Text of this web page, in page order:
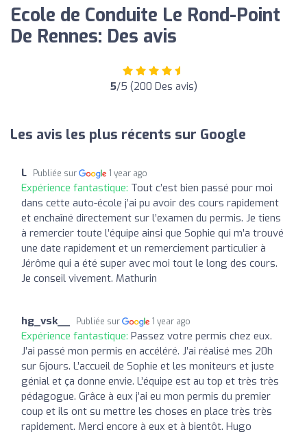
Ecole de Conduite Le Rond-Point
De Rennes: Des avis
5/5 (200 Des avis)
Les avis les plus récents sur Google
L Publiée sur 1 year ago
Expérience fantastique: Tout c’est bien passé pour moi
dans cette auto-école j’ai pu avoir des cours rapidement
et enchaîné directement sur l’examen du permis. Je tiens
à remercier toute l’équipe ainsi que Sophie qui m’a trouvé
une date rapidement et un remerciement particulier à
Jérôme qui a été super avec moi tout le long des cours.
Je conseil vivement. Mathurin
hg_vsk__ Publiée sur 1 year ago
Expérience fantastique: Passez votre permis chez eux.
J’ai passé mon permis en accéléré. J’ai réalisé mes 20h
sur 6jours. L’accueil de Sophie et les moniteurs et juste
génial et ça donne envie. L’équipe est au top et très très
pédagogue. Grâce à eux j’ai eu mon permis du premier
coup et ils ont su mettre les choses en place très très
rapidement. Merci encore à eux et à bientôt. Hugo